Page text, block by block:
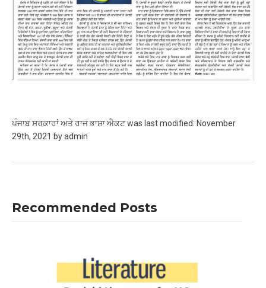
ਪੰਜਾਬ ਸਰਕਾਰਾਂ ਅਤੇ ਰਾਜ ਭਾਸ਼ਾ ਐਕਟwas last modified: November
29th, 2021 byadmin
Recommended Posts